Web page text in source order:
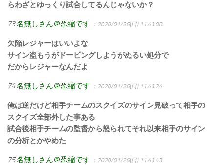
らわざとゆっくり試合してるんじゃないか？
73名無しさん＠恐縮です ：2020/01/26(日) 11:43:08
欠陥レジャーはいいよな
サイン盗もうがドーピングしようがぬるい処分で
だからレジャーなんだよ
74名無しさん＠恐縮です ：2020/01/26(日) 11:43:24
俺は逆だけど相手チームのスクイズのサイン見破って相手の
スクイズ全部外した事ある
試合後相手チームの監督から怒られてそれ以来相手のサイン
の分析とかやめた
75名無しさん＠恐縮です ：2020/01/26(日) 11:43:43